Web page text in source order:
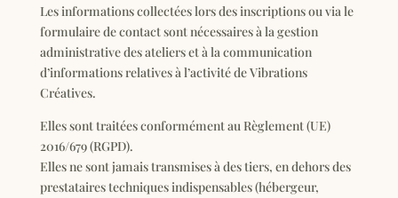
Les informations collectées lors des inscriptions ou via le
formulaire de contact sont nécessaires à la gestion
administrative des ateliers et à la communication
d’informations relatives à l’activité de Vibrations
Créatives.
Elles sont traitées conformément au Règlement (UE)
2016/679 (RGPD).
Elles ne sont jamais transmises à des tiers, en dehors des
prestataires techniques indispensables (hébergeur,